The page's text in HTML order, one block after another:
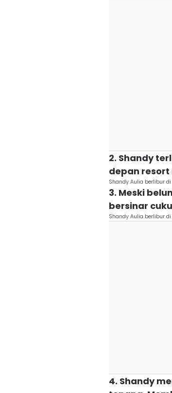
2. Shandy
depan resort
Shandy Aulia berlibur
3. Meski
bersinar
Shandy Aulia berlibur
4. Shandy